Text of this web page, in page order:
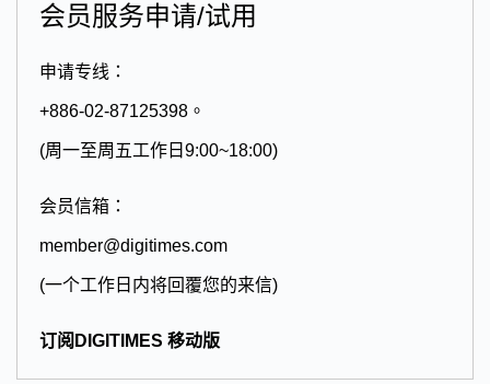
会员服务申请/试用
申请专线：
+886-02-87125398。
(周一至周五工作日9:00~18:00)
会员信箱：
member@digitimes.com
(一个工作日内将回覆您的来信)
订阅DIGITIMES 移动版